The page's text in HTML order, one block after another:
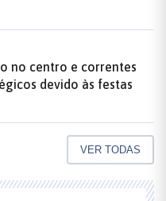
no centro e correntes
devido às festas
VER TODAS